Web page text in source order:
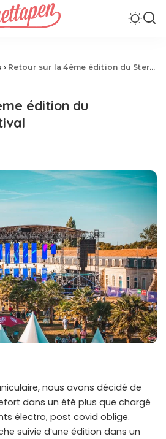
› Retour sur la 4ème édition du Stereoparc Festival
édition du
nous avons décidé de
dans un été plus que chargé
électro, post covid oblige.
suivie d’une édition dans un